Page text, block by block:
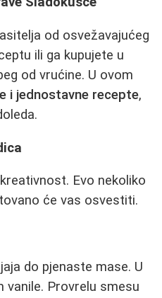
od osvežavajućeg
ili ga kupujete u
od vrućine. U ovom
i jednostavne recepte,
Evo nekoliko
će vas osvestiti.
do pjenaste mase. U
Provrelu smesu